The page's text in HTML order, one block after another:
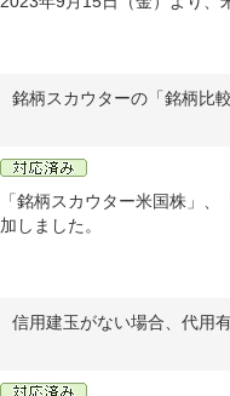
銘柄スカウターの「銘柄比
「銘柄スカウター米国株」
加しました。
信用建玉がない場合、代用